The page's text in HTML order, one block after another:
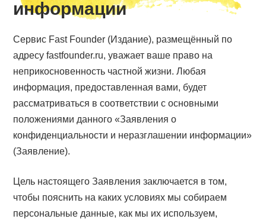
информации
Сервис Fast Founder (Издание), размещённый по
адресу fastfounder.ru, уважает ваше право на
неприкосновенность частной жизни. Любая
информация, предоставленная вами, будет
рассматриваться в соответствии с основными
положениями данного «Заявления о
конфиденциальности и неразглашении информации»
(Заявление).
Цель настоящего Заявления заключается в том,
чтобы пояснить на каких условиях мы собираем
персональные данные, как мы их используем,